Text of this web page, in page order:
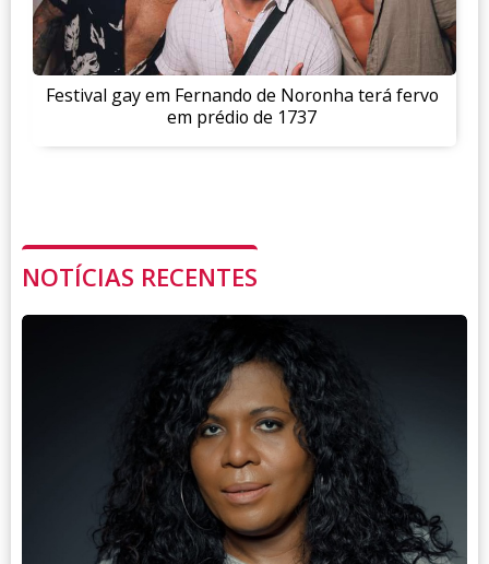
Festival gay em Fernando de Noronha terá fervo
em prédio de 1737
NOTÍCIAS RECENTES